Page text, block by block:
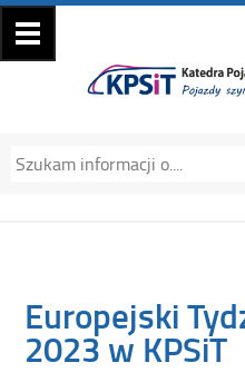
Katedra Pojazdów
Politechniki
Europejski
2023 w KPSiT